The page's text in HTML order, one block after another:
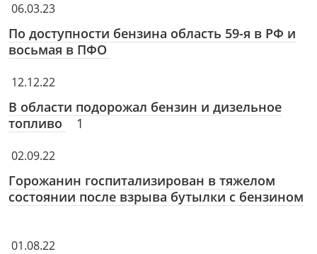
06.03.23
По доступности бензина область 59-я в РФ и
восьмая в ПФО
12.12.22
В области подорожал бензин и дизельное
топливо
1
02.09.22
Горожанин госпитализирован в тяжелом
состоянии после взрыва бутылки с бензином
01.08.22